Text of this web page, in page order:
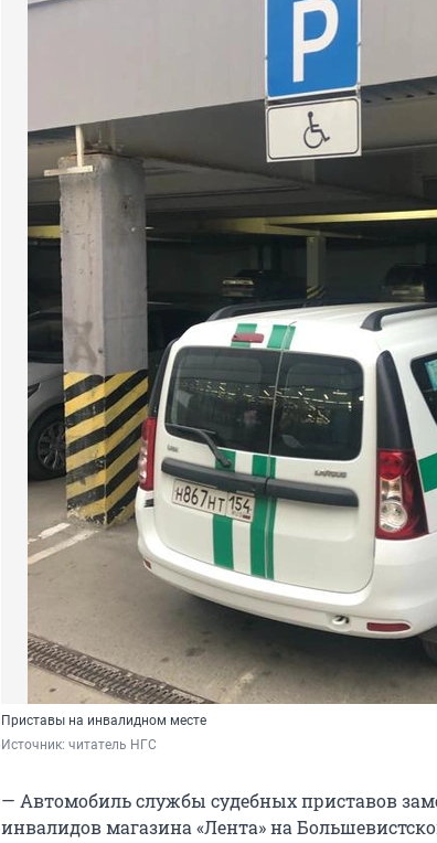
Приставы на инвалидном месте
Источник: читатель НГС
— Автомобиль службы судебных приставов
инвалидов магазина «Лента» на